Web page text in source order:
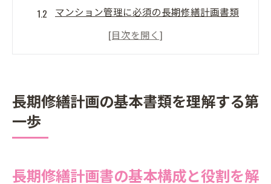
マンション管理に必須の長期修繕計画書類
ガイドラインに基づく長期修繕計画書の作
成ポイント
国土交通省発表の長期修繕計画書類の特徴
長期修繕計画の基本書類を理解する第
一歩
長期修繕計画書の基本構成と役割を解